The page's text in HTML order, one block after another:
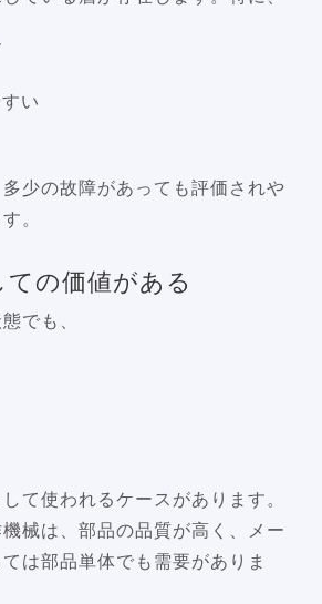
い
少の故障があっても評価されや
。
の価値がある
でも、
て使われるケースがあります。
械は、部品の品質が高く、メー
は部品単体でも需要がありま